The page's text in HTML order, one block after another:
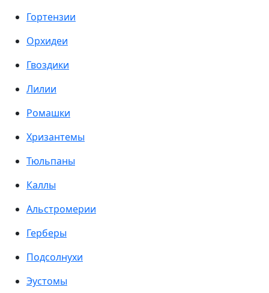
Гортензии
Орхидеи
Гвоздики
Лилии
Ромашки
Хризантемы
Тюльпаны
Каллы
Альстромерии
Герберы
Подсолнухи
Эустомы